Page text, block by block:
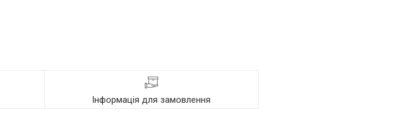
Інформація для замовлення